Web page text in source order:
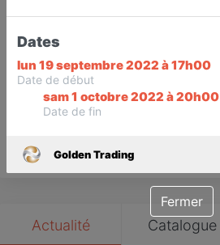
Sur Rendez-vous demain dès
09:00
Actualité Catalogue
Dates
lun 19 septembre 2022 à 17h00
Date de début
sam 1 octobre 2022 à 20h00
Date de fin
Golden Trading
Fermer